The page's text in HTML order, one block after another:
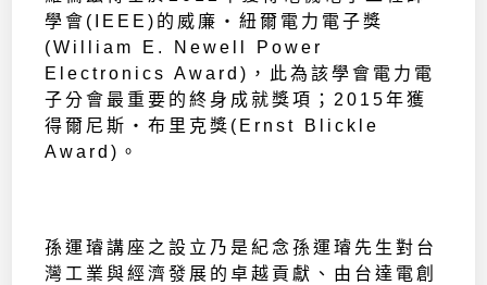
學會(IEEE)的威廉‧紐爾電力電子獎
(William E. Newell Power
Electronics Award)，此為該學會電力電
子分會最重要的終身成就獎項；2015年獲
得爾尼斯‧布里克獎(Ernst Blickle
Award)。
孫運璿講座之設立乃是紀念孫運璿先生對台
灣工業與經濟發展的卓越貢獻、由台達電創